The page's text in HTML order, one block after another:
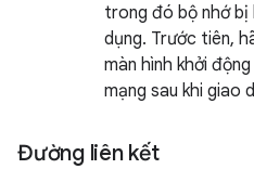
trong đó bộ nhớ
dụng. Trước tiên,
màn hình khởi
mạng sau khi giao
Đường liên kết